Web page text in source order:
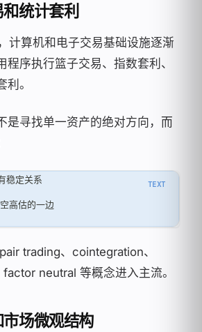
统计套利
计算机和电子交易基础设施逐渐
程序执行篮子交易、指数套利、
。
是寻找单一资产的绝对方向，而
定关系
高估的一边
trading、cointegration、
neutral 等概念进入主流。
场微观结构